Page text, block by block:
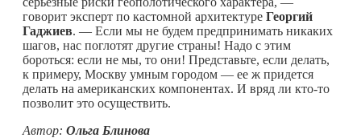
говорит эксперт по кастомной архитектуре Георгий
Гаджиев. — Если мы не будем предпринимать никаких
шагов, нас поглотят другие страны! Надо с этим
бороться: если не мы, то они! Представьте, если делать,
к примеру, Москву умным городом — ее ж придется
делать на американских компонентах. И вряд ли кто-то
позволит это осуществить.
Автор: Ольга Блинова